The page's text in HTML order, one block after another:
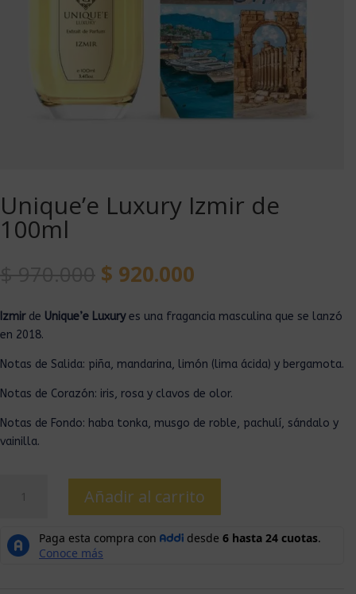
Unique’e Luxury Izmir de
100ml
$ 920.000
Izmirde Unique’e Luxuryes una fragancia masculina que se lanzó
en 2018.
Notas de Salida: piña, mandarina, limón (lima ácida) y bergamota.
Notas de Corazón: iris, rosa y clavos de olor.
Notas de Fondo: haba tonka, musgo de roble, pachulí, sándalo y
vainilla.
Añadir al carrito